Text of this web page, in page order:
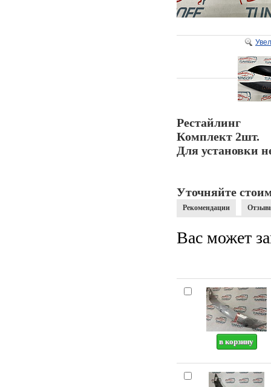
Рестайлинг
Комплект 2шт.
Для установки
Уточняйте
Рекомендации
Вас может